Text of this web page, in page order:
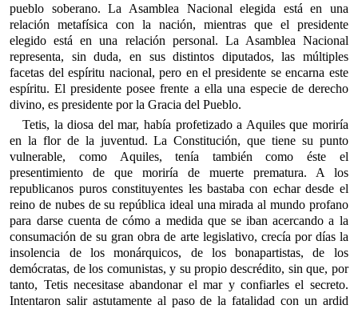
pueblo soberano. La Asamblea Nacional elegida está en una
relación metafísica con la nación, mientras que el presidente
elegido está en una relación personal. La Asamblea Nacional
representa, sin duda, en sus distintos diputados, las múltiples
facetas del espíritu nacional, pero en el presidente se encarna este
espíritu. El presidente posee frente a ella una especie de derecho
divino, es presidente por la Gracia del Pueblo.
Tetis, la diosa del mar, había profetizado a Aquiles que moriría
en la flor de la juventud. La Constitución, que tiene su punto
vulnerable, como Aquiles, tenía también como éste el
presentimiento de que moriría de muerte prematura. A los
republicanos puros constituyentes les bastaba con echar desde el
reino de nubes de su república ideal una mirada al mundo profano
para darse cuenta de cómo a medida que se iban acercando a la
consumación de su gran obra de arte legislativo, crecía por días la
insolencia de los monárquicos, de los bonapartistas, de los
demócratas, de los comunistas, y su propio descrédito, sin que, por
tanto, Tetis necesitase abandonar el mar y confiarles el secreto.
Intentaron salir astutamente al paso de la fatalidad con un ardid